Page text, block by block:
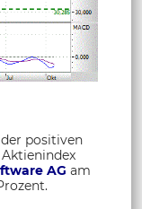
positiven
AG am